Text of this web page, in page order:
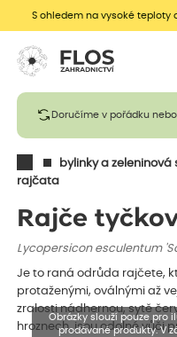
S ohledem na vysoké teploty
Doručíme v pořádku
bylinky a zeleninová
rajčata
Rajče
Lycopersicon esculentum
Je to raná odrůda rajčete,
protaženými, oválnými až
zralosti nádhernou, sytě
hroznech, jsou odolné vůči
Obrázky slouží pouze pro
prodávané produkty. V